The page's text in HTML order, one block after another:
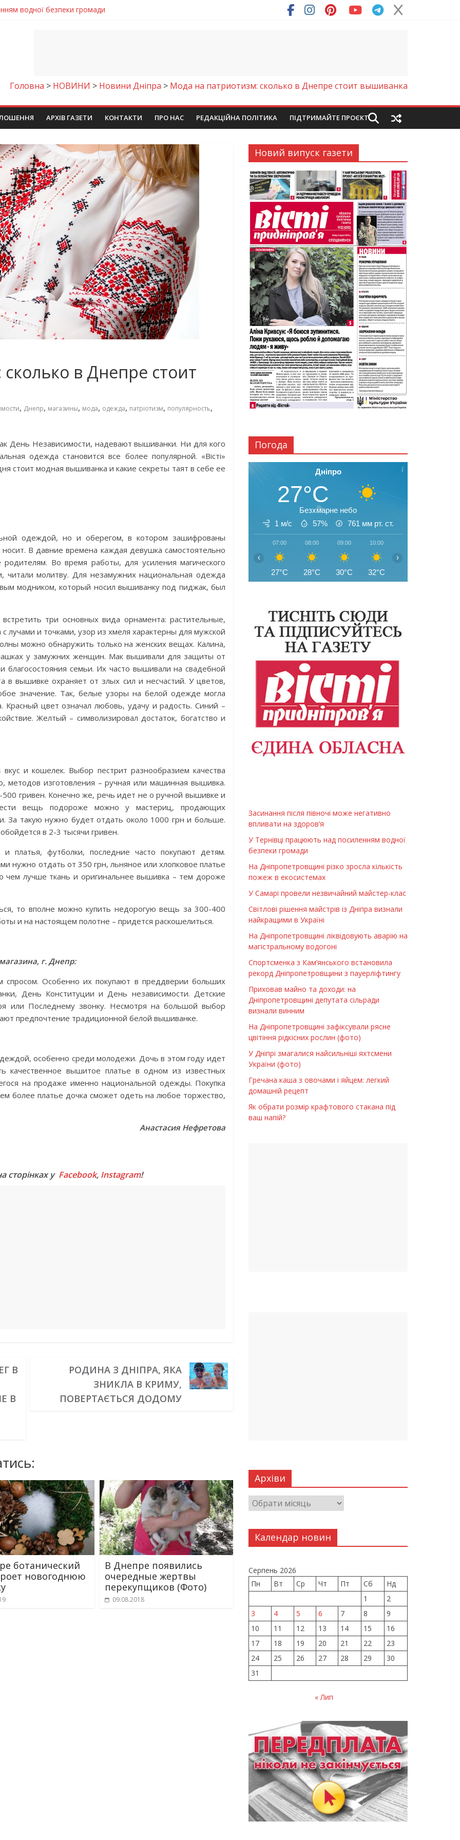
водної безпеки громади
клас
визнали найкращими в Україні
впливати на здоров’я
Головна > НОВИНИ > Новини Дніпра > Мода на патриотизм: сколько в Днепре стоит вышиванка
АРХІВ ГАЗЕТИ КОНТАКТИ ПРО НАС РЕДАКЦІЙНА ПОЛІТИКА ПІДТРИМАЙТЕ ПРОЄКТ
в Днепре стоит
, Днепр, магазины, мода, одежда, патріотизм, популярность,
День Независимости, надевают вышиванки. Ни для кого
одежда становится все более популярной. «Вісті»
стоит модная вышиванка и какие секреты таят в себе ее
одеждой, но и оберегом, в котором зашифрованы
В давние времена каждая девушка самостоятельно
Во время работы, для усиления магического
молитву. Для незамужних национальная одежда
модником, который носил вышиванку под пиджак, был
три основных вида орнамента: растительные,
лучами и точками, узор из хмеля характерны для мужской
можно обнаружить только на женских вещах. Калина,
у замужних женщин. Мак вышивали для защиты от
семьи. Их часто вышивали на свадебной
вышивке охраняет от злых сил и несчастий. У цветов,
значение. Так, белые узоры на белой одежде могла
Красный цвет означал любовь, удачу и радость. Синий –
Желтый – символизировал достаток, богатство и
и кошелек. Выбор пестрит разнообразием качест­ва
методов изготовления – ручная или машинная вышивка.
гривен. Конечно же, речь идет не о ручной вышивке и
вещь подороже можно у мастериц, продающих
За такую нужно будет отдать около 1000 грн и больше.
в 2-3 тысячи гривен.
футболки, последние часто покупают детям.
нужно отдать от 350 грн, льняное или хлопковое платье
чем лучше ткань и оригинальнее вышивка – тем дороже
то вполне можно купить недорогую вещь за 300-400
и на настоящем полотне – придется раскошелиться.
г. Днепр:
спросом. Особенно их покупают в преддверии больших
День Конституции и День независимости. Детские
или Последнему звонку. Несмотря на большой выбор
предпочтение традиционной белой вышиванке.
особенно среди молодежи. Дочь в этом году идет
качественное вышитое платье в одном из известных
на продаже именно национальной одежды. Покупка
более платье дочка сможет одеть на любое торжество,
Анастасия Нефретова
сторінках у Facebook, Instagram!
В
В
РОДИНА З ДНІПРА, ЯКА
ЗНИКЛА В КРИМУ,
ПОВЕРТАЄТЬСЯ ДОДОМУ
ботанический
новогоднюю
В Днепре появились
очередные жертвы
перекупщиков (Фото)
09.08.2018
Новий випуск газети
Погода
Дніпро
27°C
Безхмарне небо
1 м/с
57% 761 мм рт. ст.
07:00
27°C
08:00
28°C
09:00
30°C
10:00
32°C
‹ ›
Засинання після півночі може негативно
впливати на здоров’я
У Тернівці працюють над посиленням водної
безпеки громади
На Дніпропетровщині різко зросла кількість
пожеж в екосистемах
У Самарі провели незвичайний майстер-клас
Світлові рішення майстрів із Дніпра визнали
найкращими в Україні
На Дніпропетровщині ліквідовують аварію на
магістральному водогоні
Спортсменка з Кам’янського встановила
рекорд Дніпропетровщини з пауерліфтингу
Приховав майно та доходи: на
Дніпропетровщині депутата сільради
визнали винним
На Дніпропетровщині зафіксували рясне
цвітіння рідкісних рослин (фото)
У Дніпрі змагалися найсильніші яхтсмени
України (фото)
Гречана каша з овочами і яйцем: легкий
домашній рецепт
Як обрати розмір крафтового стакана під
ваш напій?
Архіви
Календар новин
Серпень 2026
Пн
Вт Ср Чт Пт Сб
Нд
1
2
3
4 5 6 7 8
9
10
11 12 13 14 15
16
17
18 19 20 21 22
23
24
25 26 27 28 29
30
31
« Лип